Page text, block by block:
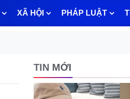
XÃ HỘI PHÁP LUẬT
TIN MỚI